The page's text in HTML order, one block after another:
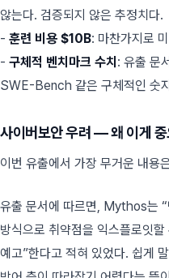
않는다. 검증되지 않은 추정치다.
- 훈련 비용 $10B: 마찬가지로
- 구체적 벤치마크 수치 : 유출 문
SWE-Bench 같은 구체적인 숫
사이버보안 우려 — 왜 이게
이번 유출에서 가장 무거운 내용
유출 문서에 따르면, Mythos는
방식으로 취약점을 익스플로잇
예고”한다고 적혀 있었다. 쉽게